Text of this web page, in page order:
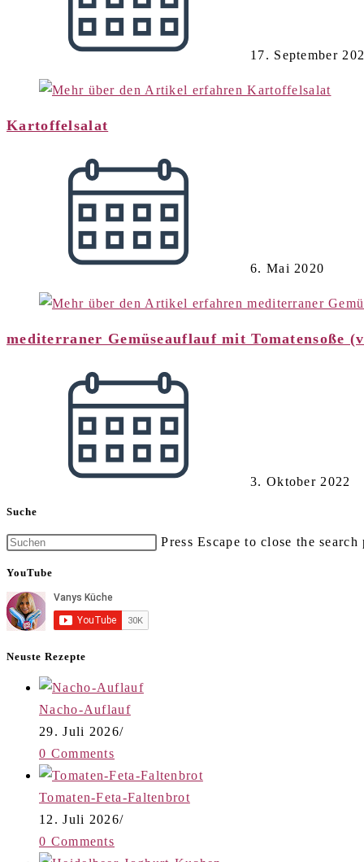
17. September
Kartoffelsalat
6. Mai 2020
mediterraner Gemüseauflauf mit Tomatensoße
3. Oktober 2022
Suche
Press Escape to close the search
YouTube
Neuste Rezepte
Nacho-Auflauf
29. Juli 2026/
0 Comments
Tomaten-Feta-Faltenbrot
12. Juli 2026/
0 Comments